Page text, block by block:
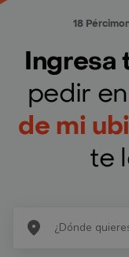
18
Ingresa
pedir en
de mi
te